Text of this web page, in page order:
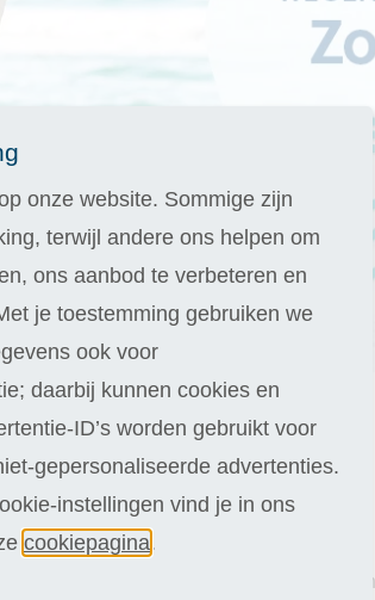
te zijn. Iedereen moet de
onze website. Sommige zijn
terwijl andere ons helpen om
ons aanbod te verbeteren en
je toestemming gebruiken we
ook voor
daarbij kunnen cookies en
ID’s worden gebruikt voor
gepersonaliseerde advertenties.
instellingen vind je in ons
cookiepagina.